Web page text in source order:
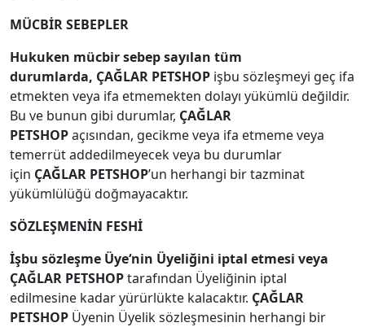
MÜCBİR SEBEPLER
Hukuken mücbir sebep sayılan tüm
durumlarda, ÇAĞLAR PETSHOP işbu sözleşmeyi geç ifa
etmekten veya ifa etmemekten dolayı yükümlü değildir.
Bu ve bunun gibi durumlar, ÇAĞLAR
PETSHOPaçısından, gecikme veya ifa etmeme veya
temerrüt addedilmeyecek veya bu durumlar
için ÇAĞLAR PETSHOP’un herhangi bir tazminat
yükümlülüğü doğmayacaktır.
SÖZLEŞMENİN FESHİ
İşbu sözleşme Üye‘nin Üyeliğini iptal etmesi veya
ÇAĞLAR PETSHOPtarafından Üyeliğinin iptal
edilmesine kadar yürürlükte kalacaktır. ÇAĞLAR
PETSHOP Üyenin Üyelik sözleşmesinin herhangi bir